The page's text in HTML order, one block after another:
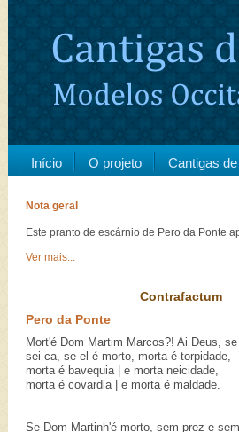
Início O projeto Cantigas
Nota geral
Este pranto de escárnio de Pero da Ponte
Ver mais...
Contrafactum
Pero da Ponte
Mort'é Dom Martim Marcos?! Ai Deus,
sei ca, se el é morto, morta é torpidade,
morta é bavequia | e morta neicidade,
morta é covardia | e morta é maldade.
Se Dom Martinh'é morto, sem prez e